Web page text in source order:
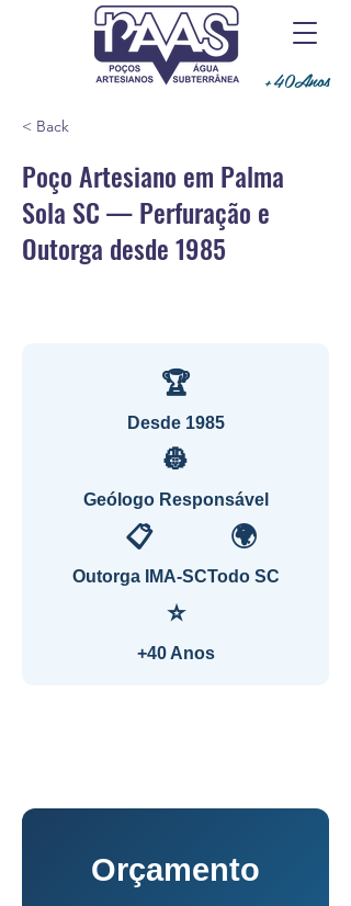
+40Anos
< Back
Poço Artesiano em Palma
Sola SC — Perfuração e
Outorga desde 1985
🏆
Desde 1985
👷
Geólogo Responsável
📋
Outorga IMA-SC
🌍
Todo SC
⭐
+40 Anos
Orçamento